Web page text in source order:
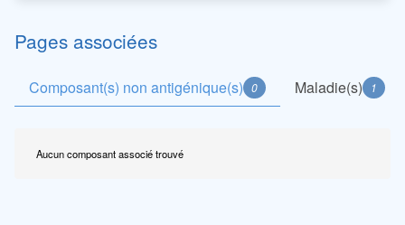
Pages associées
Composant(s) non antigénique(s) 0 Maladie(s) 1
Aucun composant associé trouvé